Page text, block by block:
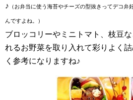
♪ （お弁当に使う海苔やチーズの型抜きってデコ弁
んですよね。）
ブロッコリーやミニトマト、枝豆
れるお野菜を取り入れて彩りよく
く参考になりますね♪